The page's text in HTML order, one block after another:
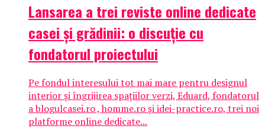
Lansarea a trei reviste online dedicate
casei și grădinii: o discuție cu
fondatorul proiectului
Pe fondul interesului tot mai mare pentru designul
interior și îngrijirea spațiilor verzi, Eduard, fondatorul
a blogulcasei.ro , homme.ro și idei-practice.ro, trei noi
platforme online dedicate...